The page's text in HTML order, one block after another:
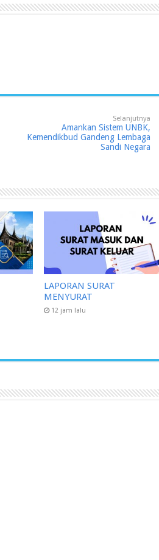
Selanjutnya
Amankan Sistem UNBK,
Kemendikbud Gandeng Lembaga
Sandi Negara
LAPORAN SURAT
MENYURAT
12 jam lalu